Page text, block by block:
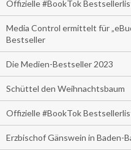
Offizielle #BookTok
Media Control ermittelt für
Bestseller
Die Medien-Bestseller 2023
Schüttel den Weihnachtsbaum
Offizielle #BookTok
Erzbischof Gänswein in Baden-